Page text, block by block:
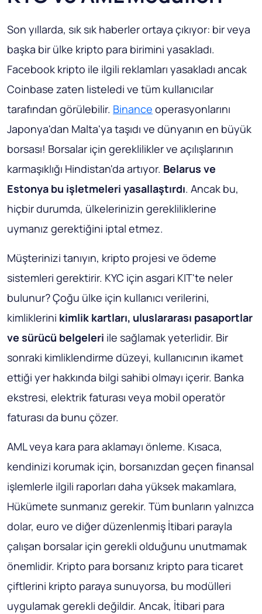
Son yıllarda, sık sık haberler ortaya çıkıyor: bir veya
başka bir ülke kripto para birimini yasakladı.
Facebook kripto ile ilgili reklamları yasakladı ancak
Coinbase zaten listeledi ve tüm kullanıcılar
tarafından görülebilir. Binance operasyonlarını
Japonya'dan Malta'ya taşıdı ve dünyanın en büyük
borsası! Borsalar için gereklilikler ve açılışlarının
karmaşıklığı Hindistan'da artıyor. Belarus ve
Estonya bu işletmeleri yasallaştırdı. Ancak bu,
hiçbir durumda, ülkelerinizin gerekliliklerine
uymanız gerektiğini iptal etmez.
Müşterinizi tanıyın, kripto projesi ve ödeme
sistemleri gerektirir. KYC için asgari KIT'te neler
bulunur? Çoğu ülke için kullanıcı verilerini,
kimliklerini kimlik kartları, uluslararası pasaportlar
ve sürücü belgeleri ile sağlamak yeterlidir. Bir
sonraki kimliklendirme düzeyi, kullanıcının ikamet
ettiği yer hakkında bilgi sahibi olmayı içerir. Banka
ekstresi, elektrik faturası veya mobil operatör
faturası da bunu çözer.
AML veya kara para aklamayı önleme. Kısaca,
kendinizi korumak için, borsanızdan geçen finansal
işlemlerle ilgili raporları daha yüksek makamlara,
Hükümete sunmanız gerekir. Tüm bunların yalnızca
dolar, euro ve diğer düzenlenmiş İtibari parayla
çalışan borsalar için gerekli olduğunu unutmamak
önemlidir. Kripto para borsanız kripto para ticaret
çiftlerini kripto paraya sunuyorsa, bu modülleri
uygulamak gerekli değildir. Ancak, İtibari para